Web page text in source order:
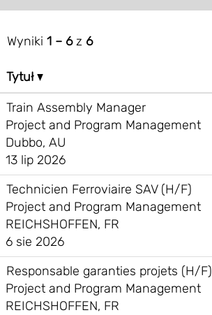
Wyniki 1 – 6z 6
Tytuł
Train Assembly Manager
Project and Program Management
Dubbo, AU
13 lip 2026
Technicien Ferroviaire SAV (H/F)
Project and Program Management
REICHSHOFFEN, FR
6 sie 2026
Responsable garanties projets (H/F)
Project and Program Management
REICHSHOFFEN, FR